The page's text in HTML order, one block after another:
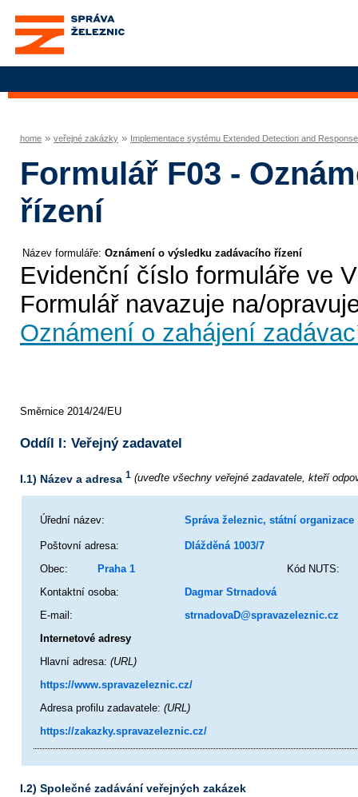
Správa železnic, státní
organizace
home » veřejné zakázky » Implementace systému Extended Detection and
Formulář F03 -
řízení
Název formuláře Oznámení o výsledku zadávacího řízení
Evidenční číslo formuláře ve
Formulář navazuje na/
Oznámení o zahájení
Směrnice 2014/24/EU
Oddíl I: Veřejný zadavatel
I.1) Název a adresa 1 (uveďte všechny veřejné zadavatele, kteří
Úřední název: Správa železnic, státní organizace
Poštovní adresa:
Dlážděná 1003/7
Obec:
Praha 1
Kód NUTS:
Kontaktní osoba:
Dagmar Strnadová
E-mail:
strnadovaD@spravazeleznic.cz
Internetové adresy
Hlavní adresa: (URL)
https://www.spravazeleznic.cz/
Adresa profilu zadavatele: (URL)
https://zakazky.spravazeleznic.cz/
I.2) Společné zadávání veřejných zakázek